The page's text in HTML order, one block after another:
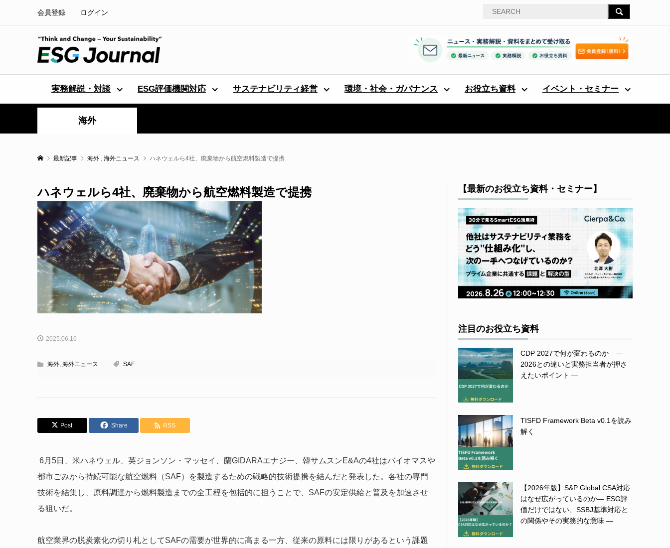
会員登録 ログイン
実務解説・対談 ESG評価機関対応 サステナビリティ経営 環境・社会・ガバナンス お役立ち資料 イベント・セミナー
海外
最新記事 海外 , 海外ニュース ハネウェルら4社、廃棄物から航空燃料製造で提携
ハネウェルら4社、廃棄物から航空燃料製造で提携
2025.06.16
海外, 海外ニュース SAF
Post Share RSS
6月5日、米ハネウェル、英ジョンソン・マッセイ、蘭GIDARAエナジー、韓サムスンE&Aの4社はバイオマスや
都市ごみから持続可能な航空燃料（SAF）を製造するための戦略的技術提携を結んだと発表した。各社の専門
技術を結集し、原料調達から燃料製造までの全工程を包括的に担うことで、SAFの安定供給と普及を加速させ
る狙いだ。
航空業界の脱炭素化の切り札としてSAFの需要が世界的に高まる一方、従来の原料には限りがあるという課題
【最新のお役立ち資料・セミナー】
注目のお役立ち資料
CDP 2027で何が変わるのか ―
2026との違いと実務担当者が押さ
えたいポイント ―
TISFD Framework Beta v0.1を読み
解く
【2026年版】S&P Global CSA対応
はなぜ広がっているのか― ESG評
価だけではない、SSBJ基準対応と
の関係やその実務的な意味 ―